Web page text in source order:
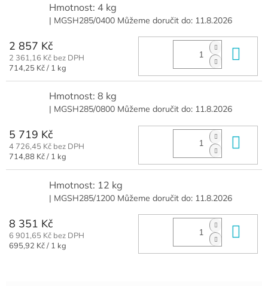
Hmotnost: 4 kg
| MGSH285/0400 Můžeme doručit do: 11.8.2026
2 857 Kč
2 361,16 Kč bez DPH
Měrná
714,25 Kč / 1 kg
Hmotnost: 8 kg
| MGSH285/0800 Můžeme doručit do: 11.8.2026
5 719 Kč
4 726,45 Kč bez DPH
Měrná
714,88 Kč / 1 kg
Hmotnost: 12 kg
| MGSH285/1200 Můžeme doručit do: 11.8.2026
8 351 Kč
6 901,65 Kč bez DPH
Měrná
695,92 Kč / 1 kg